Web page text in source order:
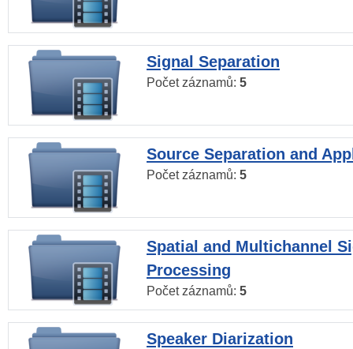
Signal Separation
Počet záznamů: 5
Source Separation and
Počet záznamů: 5
Spatial and Multichannel
Processing
Počet záznamů: 5
Speaker Diarization